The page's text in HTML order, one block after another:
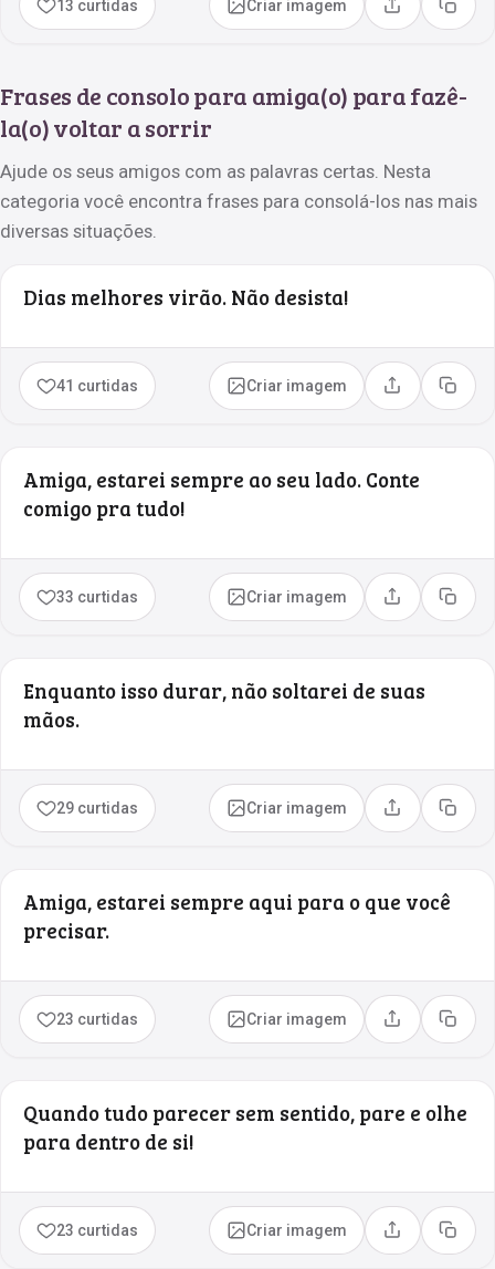
13 curtidas Criar imagem Compartilhar
Copiar
Frases de consolo para amiga(o) para fazê-
la(o) voltar a sorrir
Ajude os seus amigos com as palavras certas. Nesta
categoria você encontra frases para consolá-los nas mais
diversas situações.
Dias melhores virão. Não desista!
41 curtidas Criar imagem Compartilhar
Copiar
Amiga, estarei sempre ao seu lado. Conte
comigo pra tudo!
33 curtidas Criar imagem Compartilhar
Copiar
Enquanto isso durar, não soltarei de suas
mãos.
29 curtidas Criar imagem Compartilhar
Copiar
Amiga, estarei sempre aqui para o que você
precisar.
23 curtidas Criar imagem Compartilhar
Copiar
Quando tudo parecer sem sentido, pare e olhe
para dentro de si!
23 curtidas Criar imagem Compartilhar
Copiar